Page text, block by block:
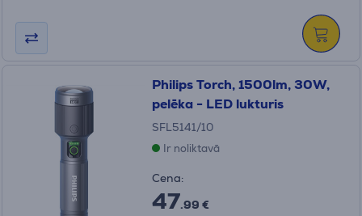
Philips Torch, 1500lm, 30W,
pelēka - LED lukturis
SFL5141/10
Ir noliktavā
Cena:
47.99 €